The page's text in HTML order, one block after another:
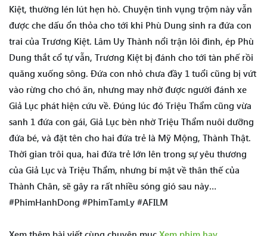
Kiệt, thường lén lút hẹn hò. Chuyện tình vụng trộm này vẫn
được che dấu ổn thỏa cho tới khi Phù Dung sinh ra đứa con
trai của Trương Kiệt. Lâm Uy Thành nổi trận lôi đình, ép Phù
Dung thắt cổ tự vẫn, Trương Kiệt bị đánh cho tới tàn phế rồi
quăng xuống sông. Đứa con nhỏ chưa đầy 1 tuổi cũng bị vứt
vào rừng cho chó ăn, nhưng may nhờ được người đánh xe
Giả Lục phát hiện cứu về. Đúng lúc đó Triệu Thẩm cũng vừa
sanh 1 đứa con gái, Giả Lục bèn nhờ Triệu Thẩm nuôi dưỡng
đứa bé, và đặt tên cho hai đứa trẻ là Mỹ Mộng, Thành Thật.
Thời gian trôi qua, hai đứa trẻ lớn lên trong sự yêu thương
của Giả Lục và Triệu Thẩm, nhưng bí mật về thân thế của
Thành Chân, sẽ gây ra rất nhiều sóng gió sau này…
#PhimHanhDong #PhimTamLy #AFILM